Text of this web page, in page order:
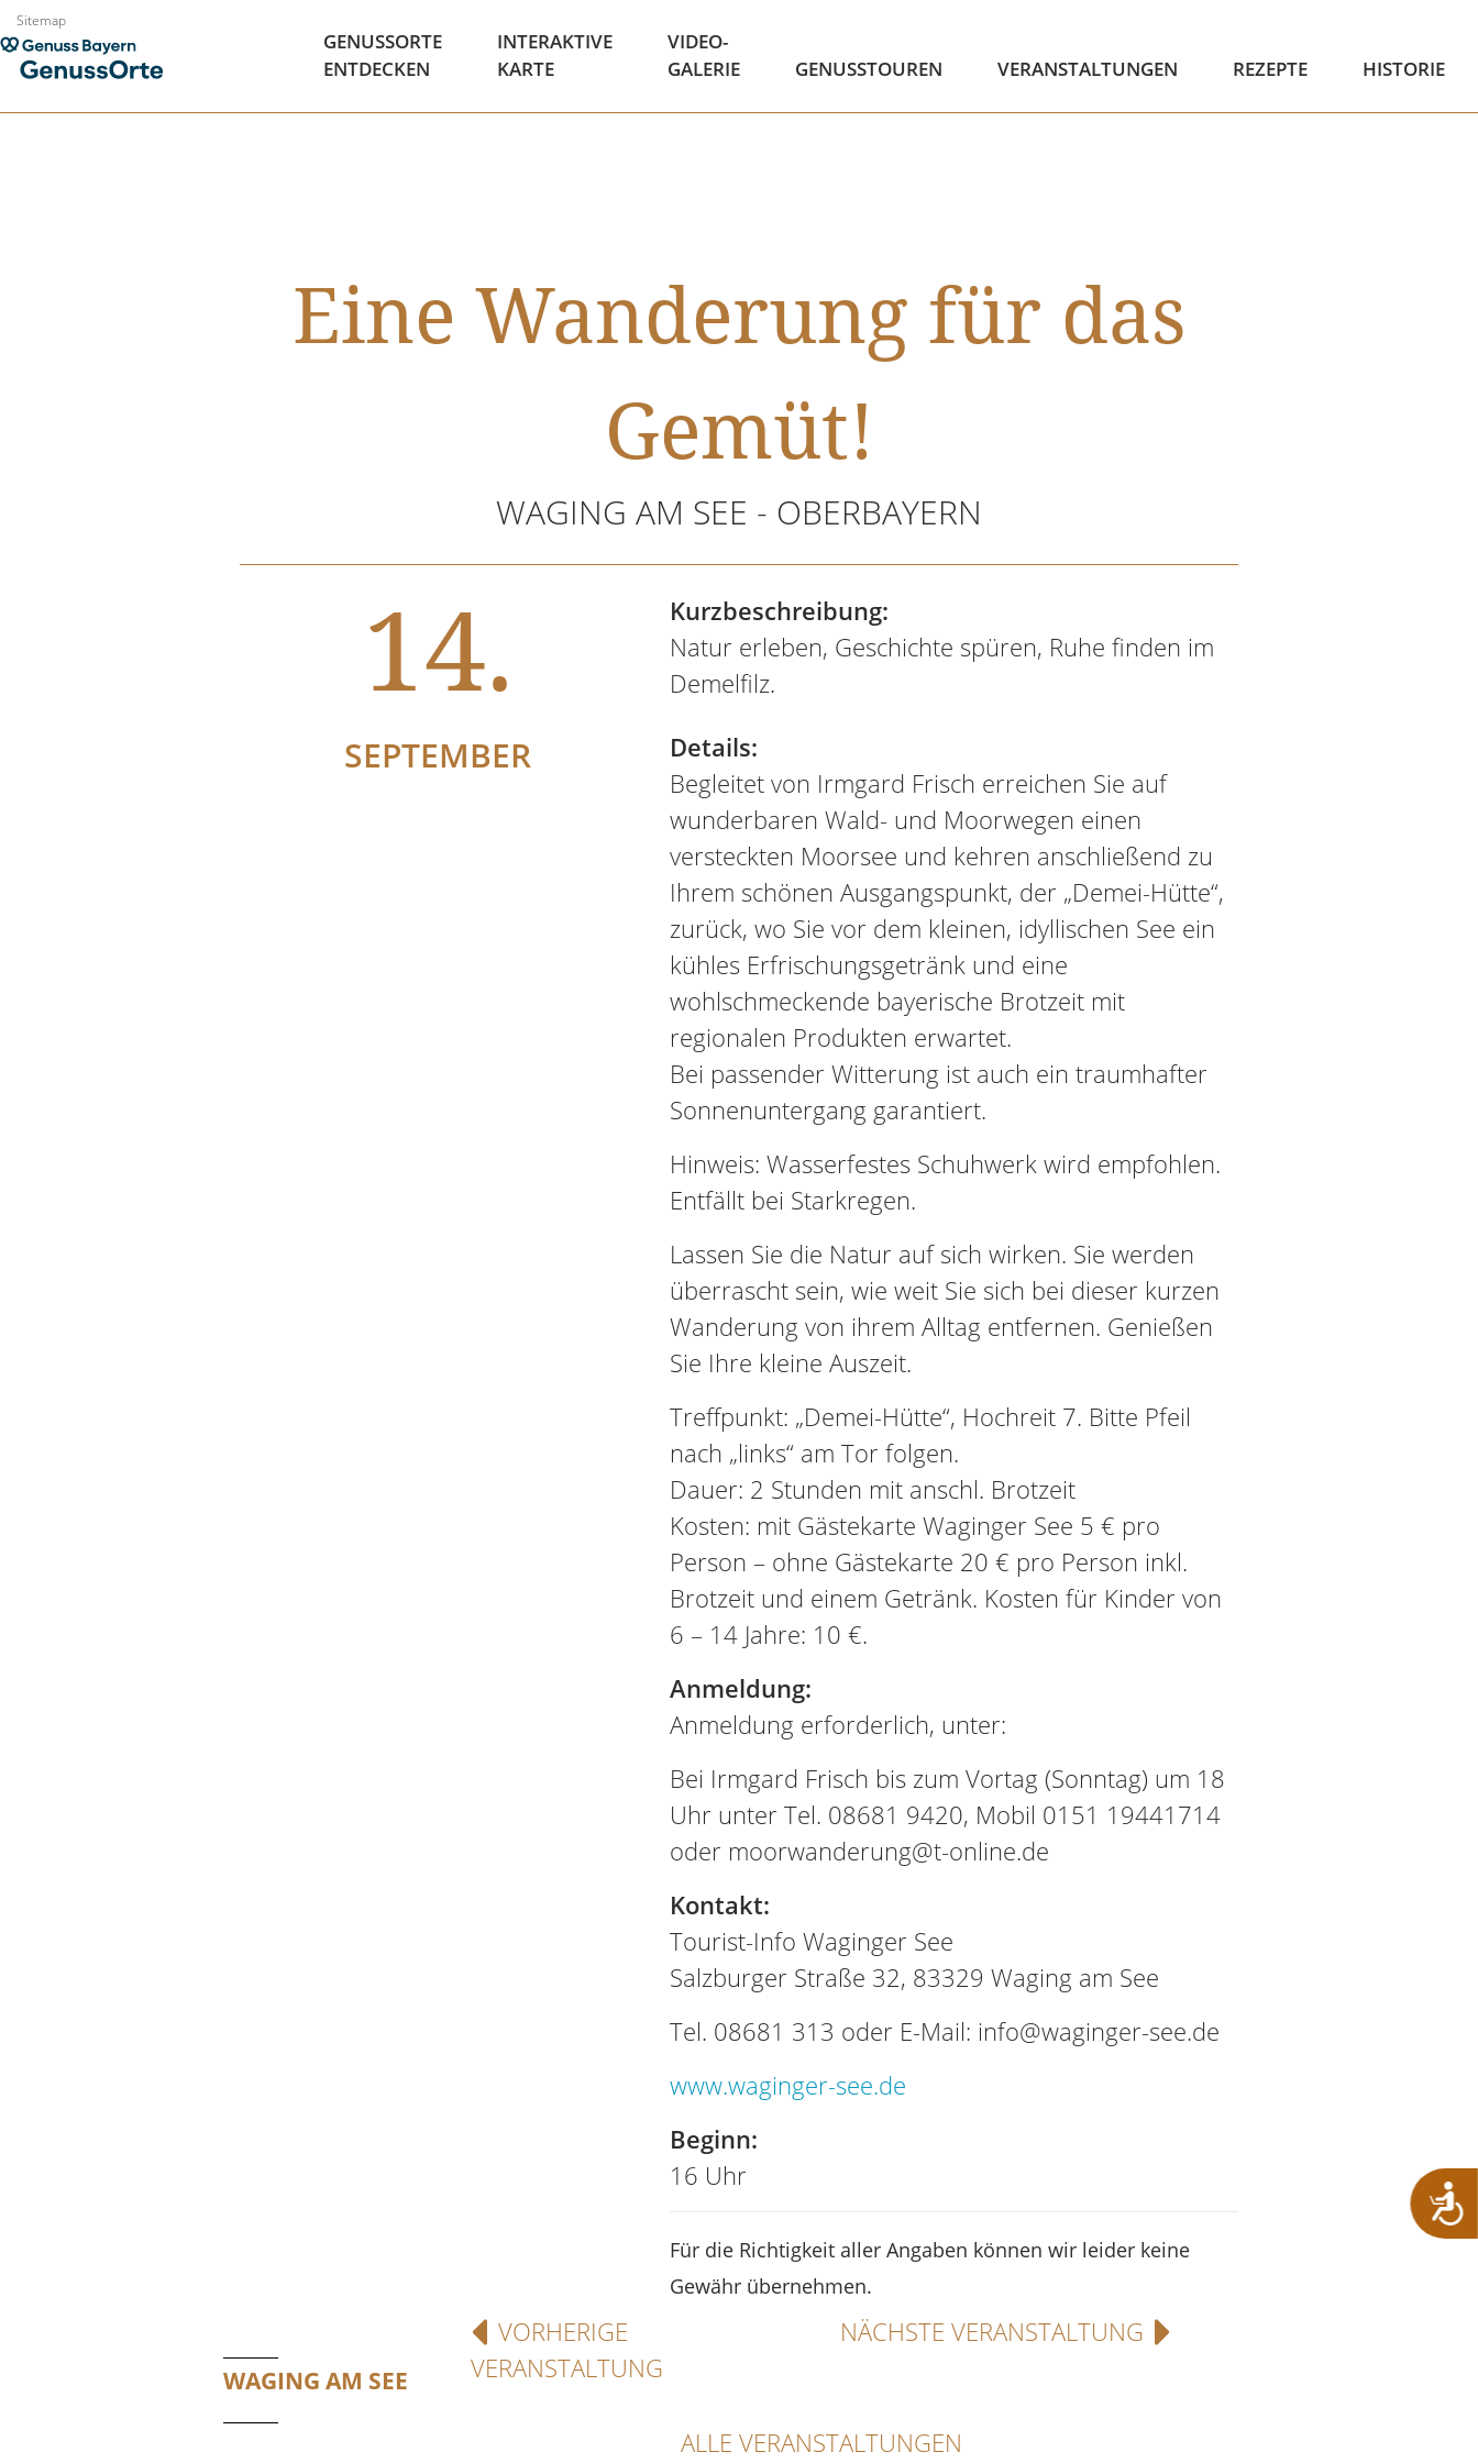
Zum
Inhalt
springen
Sitemap
GENUSSORTE
ENTDECKEN
INTERAKTIVE
KARTE
VIDEO-
GALERIE
GENUSSTOUREN VERANSTALTUNGEN REZEPTE HISTORIE
Eine Wanderung für das
Gemüt!
WAGING AM SEE - OBERBAYERN
14.
SEPTEMBER
Kurzbeschreibung:
Natur erleben, Geschichte spüren, Ruhe finden im
Demelfilz.
Details:
Begleitet von Irmgard Frisch erreichen Sie auf
wunderbaren Wald- und Moorwegen einen
versteckten Moorsee und kehren anschließend zu
Ihrem schönen Ausgangspunkt, der „Demei-Hütte“,
zurück, wo Sie vor dem kleinen, idyllischen See ein
kühles Erfrischungsgetränk und eine
wohlschmeckende bayerische Brotzeit mit
regionalen Produkten erwartet.
Bei passender Witterung ist auch ein traumhafter
Sonnenuntergang garantiert.
Hinweis: Wasserfestes Schuhwerk wird empfohlen.
Entfällt bei Starkregen.
Lassen Sie die Natur auf sich wirken. Sie werden
überrascht sein, wie weit Sie sich bei dieser kurzen
Wanderung von ihrem Alltag entfernen. Genießen
Sie Ihre kleine Auszeit.
Treffpunkt: „Demei-Hütte“, Hochreit 7. Bitte Pfeil
nach „links“ am Tor folgen.
Dauer: 2 Stunden mit anschl. Brotzeit
Kosten: mit Gästekarte Waginger See 5 € pro
Person – ohne Gästekarte 20 € pro Person inkl.
Brotzeit und einem Getränk. Kosten für Kinder von
6 – 14 Jahre: 10 €.
Anmeldung:
Anmeldung erforderlich, unter:
Bei Irmgard Frisch bis zum Vortag (Sonntag) um 18
Uhr unter Tel. 08681 9420, Mobil 0151 19441714
oder moorwanderung@t-online.de
Kontakt:
Tourist-Info Waginger See
Salzburger Straße 32, 83329 Waging am See
Tel. 08681 313 oder E-Mail: info@waginger-see.de
www.waginger-see.de
Beginn:
16 Uhr
Für die Richtigkeit aller Angaben können wir leider keine
Gewähr übernehmen.
WAGING AM SEE
VORHERIGE
VERANSTALTUNG
NÄCHSTE VERANSTALTUNG
ALLE VERANSTALTUNGEN